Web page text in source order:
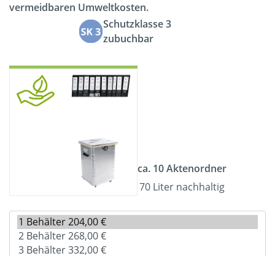
vermeidbaren Umweltkosten.
Schutzklasse 3
zubuchbar
ca. 10 Aktenordner
70 Liter nachhaltig